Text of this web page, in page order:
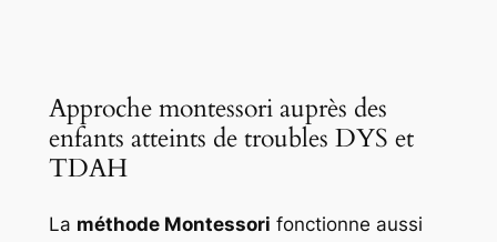
Approche montessori auprès des
enfants atteints de troubles DYS et
TDAH
La méthode Montessori fonctionne aussi